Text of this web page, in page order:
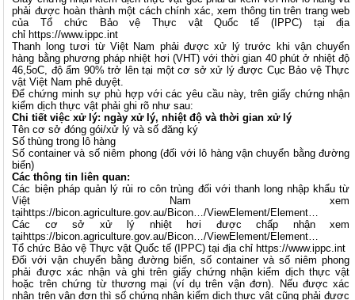
phải được hoàn thành một cách chính xác, xem thông tin trên trang web
của Tổ chức Bảo vệ Thực vật Quốc tế (IPPC) tại địa
chỉhttps://www.ippc.int
Thanh long tươi từ Việt Nam phải được xử lý trước khi vận chuyển
hàng bằng phương pháp nhiệt hơi (VHT) với thời gian 40 phút ở nhiệt độ
46,5oC, độ ẩm 90% trở lên tại một cơ sở xử lý được Cục Bảo vệ Thực
vật Việt Nam phê duyệt.
Để chứng minh sự phù hợp với các yêu cầu này, trên giấy chứng nhận
kiểm dịch thực vật phải ghi rõ như sau:
Chi tiết việc xử lý: ngày xử lý, nhiệt độ và thời gian xử lý
Tên cơ sở đóng gói/xử lý và số đăng ký
Số thùng trong lô hàng
Số container và số niêm phong (đối với lô hàng vận chuyển bằng đường
biển)
Các thông tin liên quan:
Các biện pháp quản lý rủi ro côn trùng đối với thanh long nhập khẩu từ
Việt Nam xem
tạihttps://bicon.agriculture.gov.au/Bicon…/ViewElement/Element…
Các cơ sở xử lý nhiệt hơi được chấp nhận xem
tạihttps://bicon.agriculture.gov.au/Bicon…/ViewElement/Element…
Tổ chức Bảo vệ Thực vật Quốc tế (IPPC) tại địa chỉhttps://www.ippc.int
Đối với vận chuyển bằng đường biển, số container và số niêm phong
phải được xác nhận và ghi trên giấy chứng nhận kiểm dịch thực vật
hoặc trên chứng từ thương mại (ví dụ trên vận đơn). Nếu được xác
nhận trên vận đơn thì số chứng nhận kiểm dịch thực vật cũng phải được